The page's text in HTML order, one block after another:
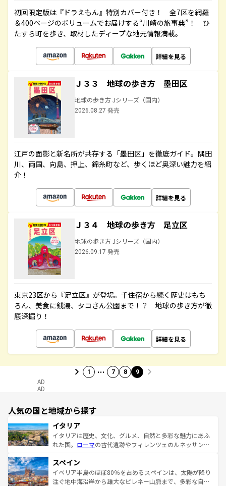
初回限定版は『ドラえもん』特別カバー付き！ 全7区を網羅
＆400ページのボリュームでお届けする“川崎の旅事典”！ ひ
たすら町を歩き、取材したディープな地元情報満載。
詳細を見る
Ｊ３３ 地球の歩き方 墨田区
地球の歩き方 Jシリーズ（国内）
2026.08.27 発売
江戸の面影と新名所が共存する「墨田区」を徹底ガイド。隅田
川、両国、向島、押上、錦糸町など、歩くほど奥深い魅力を紹
介！
詳細を見る
Ｊ３４ 地球の歩き方 足立区
地球の歩き方 Jシリーズ（国内）
2026.09.17 発売
東京23区から『足立区』が登場。千住宿から続く歴史はもち
ろん、美食に銭湯、タコさん公園まで！？ 地球の歩き方が徹
底深掘り！
詳細を見る
1 … 7 8 9
AD
AD
人気の国と地域から探す
イタリア
イタリアは歴史、文化、グルメ、自然と多彩な魅力にあふ
れた国。 ローマの古代遺跡やフィレンツェのルネッサンス
ろん、トスカーナの美しい田園風景やアマルフィ海岸の絶
景など、自然景観も見逃せない。観光の合間には、本場の
ピザやパスタなど、絶品のイタリア料理を堪能することも
スペイン
イベリア半島のほぼ80％を占めるスペインは、太陽が降り
注ぐ地中海沿岸から雄大なピレネー山脈まで、多彩な自然